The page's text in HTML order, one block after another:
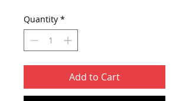
Quantity *
Add to Cart